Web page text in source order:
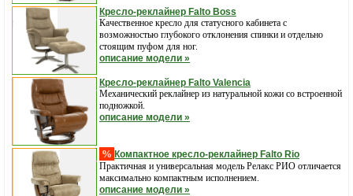
Кресло-реклайнер Falto Boss
Качественное кресло для статусного кабинета с
возможностью глубокого отклонения спинки и отдельно
стоящим пуфом для ног.
описание модели »
Кресло-реклайнер Falto Valencia
Механический реклайнер из натуральной кожи со встроенной
подножкой.
описание модели »
% Компактное кресло-реклайнер Falto Rio
Практичная и универсальная модель Релакс РИО отличается
максимально компактным исполнением.
описание модели »